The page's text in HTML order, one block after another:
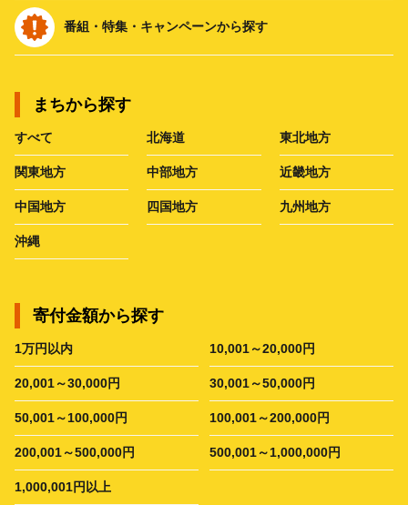
番組・特集・キャンペーンから探す
まちから探す
すべて 北海道 東北地方
関東地方 中部地方 近畿地方
中国地方 四国地方 九州地方
沖縄
寄付金額から探す
1万円以内 10,001～20,000円
20,001～30,000円 30,001～50,000円
50,001～100,000円 100,001～200,000円
200,001～500,000円 500,001～1,000,000円
1,000,001円以上